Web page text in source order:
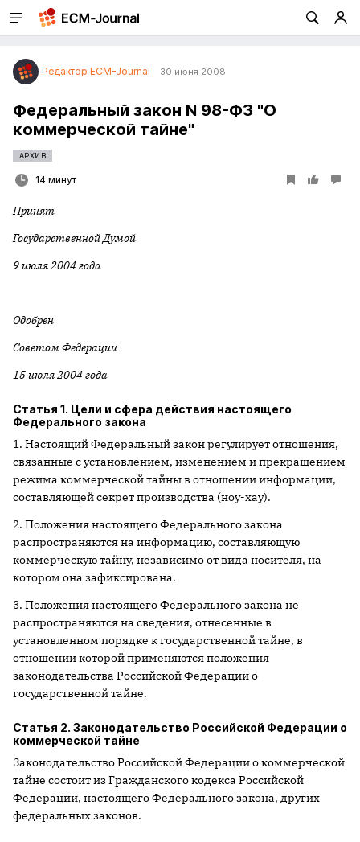
Редактор ECM-Journal 30 июня 2008
Федеральный закон N 98-Ф3 "О
коммерческой тайне"
АРХИВ
14 минут
Принят
Государственной Думой
9 июля 2004 года
Одобрен
Советом Федерации
15 июля 2004 года
Статья 1. Цели и сфера действия настоящего
Федерального закона
1. Настоящий Федеральный закон регулирует отношения,
связанные с установлением, изменением и прекращением
режима коммерческой тайны в отношении информации,
составляющей секрет производства (ноу-хау).
2. Положения настоящего Федерального закона
распространяются на информацию, составляющую
коммерческую тайну, независимо от вида носителя, на
котором она зафиксирована.
3. Положения настоящего Федерального закона не
распространяются на сведения, отнесенные в
установленном порядке к государственной тайне, в
отношении которой применяются положения
законодательства Российской Федерации о
государственной тайне.
Статья 2. Законодательство Российской Федерации о
коммерческой тайне
Законодательство Российской Федерации о коммерческой
тайне состоит из Гражданского кодекса Российской
Федерации, настоящего Федерального закона, других
федеральных законов.